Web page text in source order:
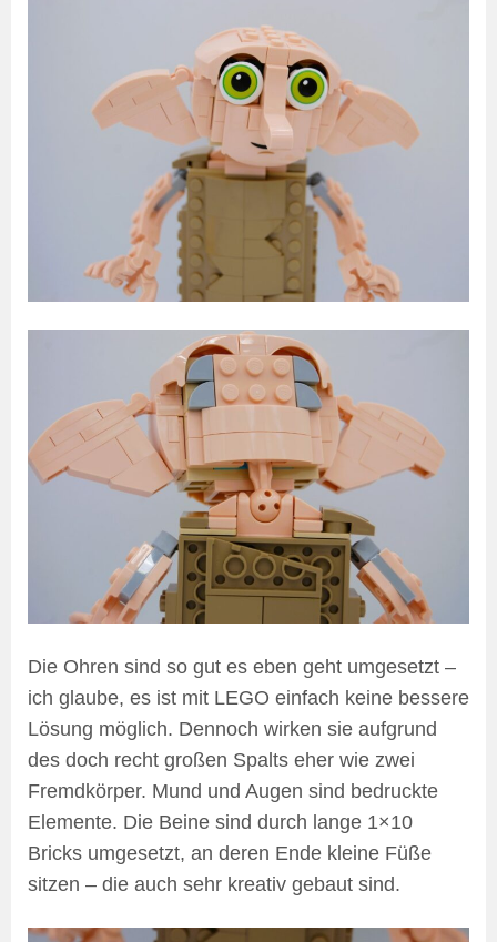
Die Ohren sind so gut es eben geht umgesetzt –
ich glaube, es ist mit LEGO einfach keine bessere
Lösung möglich. Dennoch wirken sie aufgrund
des doch recht großen Spalts eher wie zwei
Fremdkörper. Mund und Augen sind bedruckte
Elemente. Die Beine sind durch lange 1×10
Bricks umgesetzt, an deren Ende kleine Füße
sitzen – die auch sehr kreativ gebaut sind.